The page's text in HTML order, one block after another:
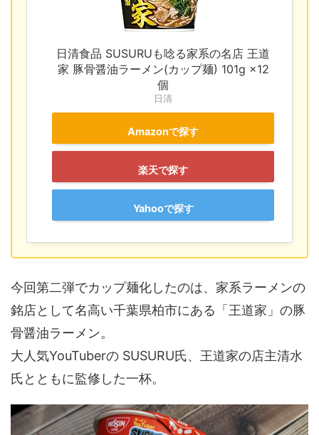
日清食品 SUSURUも唸る家系の名店 王道
家 豚骨醤油ラーメン(カップ麺) 101g ×12
個
日清
Amazonで探す
楽天で探す
Yahooで探す
今回第二弾でカップ麺化したのは、家系ラーメンの
銘店として名高い千葉県柏市にある「王道家」の豚
骨醤油ラーメン。
大人気YouTuberの SUSURU氏、王道家の店主清水
氏とともに監修した一杯。